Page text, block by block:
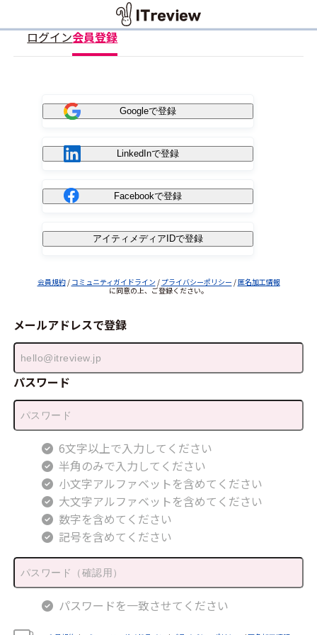
ログイン会員登録
Googleで登録
LinkedInで登録
Facebookで登録
アイティメディアIDで登録
会員規約/ コミュニティガイドライン / プライバシーポリシー /匿名加工情報
に同意の上、ご登録ください。
メールアドレスで登録
パスワード
6文字以上で入力してください
半角のみで入力してください
小文字アルファベットを含めてください
大文字アルファベットを含めてください
数字を含めてください
記号を含めてください
パスワードを一致させてください